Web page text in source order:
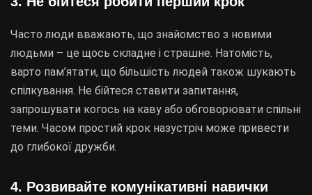
Часто люди вважають, що знайомство з новими
людьми – це щось складне і страшне. Натомість,
варто пам’ятати, що більшість людей також шукають
спілкування. Не бійтеся ставити запитання,
запрошувати когось на каву або обговорювати спільні
теми. Часом простий крок назустріч може привести
до глибокої дружби.
4. Розвивайте комунікативні навички